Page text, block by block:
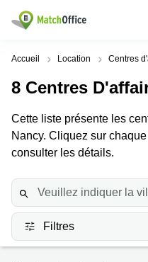
Rechercher / publier
Pages
produits
Bureau
d’affaires
Coworking
Salles
de
Villes
Paris
Lille
Bordeaux
Marseille
Recherches
Centres
d'affaires
Location
bureau
Lille
Coworking
Paris
Aide
Qui sommes-nous?
Prix
Connexion
Accueil Location Centres
8 Centres
Cette liste présente les
Nancy. Cliquez sur
consulter les détails.
Filtres